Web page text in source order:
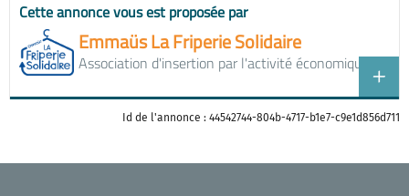
Cette annonce vous est proposée par
Emmaüs La Friperie Solidaire
Association d'insertion par l'activité économique
Id de l'annonce : 44542744-804b-4717-b1e7-c9e1d856d711